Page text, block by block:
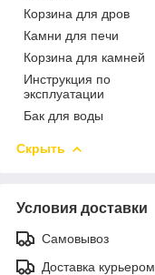
Корзина для дров
Камни для печи
Корзина для камней
Инструкция по
эксплуатации
Бак для воды
Скрыть
Условия доставки
Самовывоз
Доставка курьером